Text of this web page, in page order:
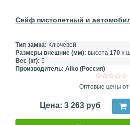
Сейф пистолетный и
Тип замка: Ключевой
Размеры внешние (мм): высота 170 х
Вес (кг): 5
Производитель: Aiko (Россия)
Оптовые цены от
Цена: 3 263 руб